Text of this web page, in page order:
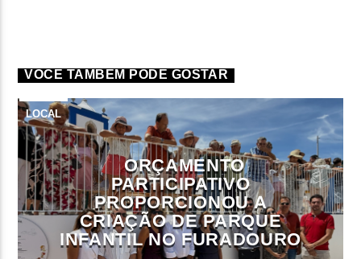
VOCÊ TAMBÉM PODE GOSTAR
LOCAL
ORÇAMENTO
PARTICIPATIVO
PROPORCIONOU A
CRIAÇÃO DE PARQUE
INFANTIL NO FURADOURO